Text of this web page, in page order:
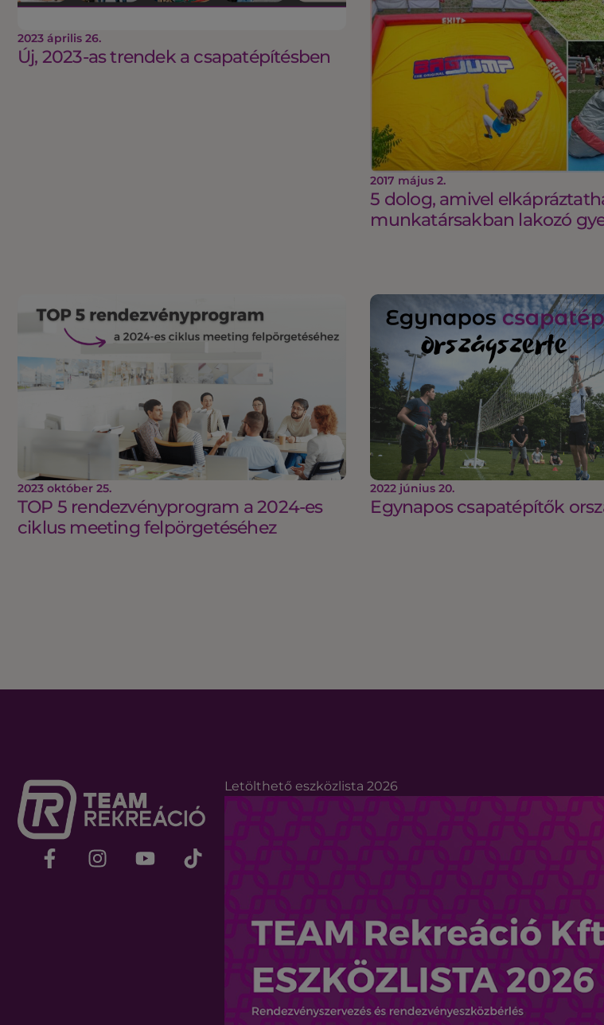
2023 április 26.
Új, 2023-as trendek a csapatépítésben
2017 május 2.
5 dolog, amivel
munkatársakban lakozó
2023 október 25.
TOP 5 rendezvényprogram a 2024-es
ciklus meeting felpörgetéséhez
2022 június 20.
Egynapos csapatépítők
Letölthető eszközlista 2026